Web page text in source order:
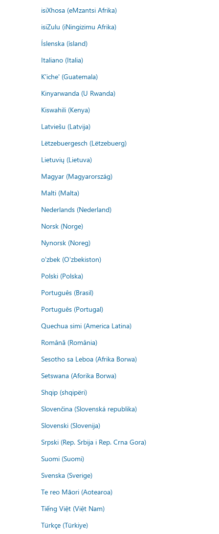
isiXhosa (eMzantsi Afrika)
isiZulu (iNingizimu Afrika)
Íslenska (ísland)
Italiano (Italia)
K'iche' (Guatemala)
Kinyarwanda (U Rwanda)
Kiswahili (Kenya)
Latviešu (Latvija)
Lëtzebuergesch (Lëtzebuerg)
Lietuvių (Lietuva)
Magyar (Magyarország)
Malti (Malta)
Nederlands (Nederland)
Norsk (Norge)
Nynorsk (Noreg)
o'zbek (O'zbekiston)
Polski (Polska)
Português (Brasil)
Português (Portugal)
Quechua simi (America Latina)
Română (România)
Sesotho sa Leboa (Afrika Borwa)
Setswana (Aforika Borwa)
Shqip (shqipëri)
Slovenčina (Slovenská republika)
Slovenski (Slovenija)
Srpski (Rep. Srbija i Rep. Crna Gora)
Suomi (Suomi)
Svenska (Sverige)
Te reo Māori (Aotearoa)
Tiếng Việt (Việt Nam)
Türkçe (Türkiye)